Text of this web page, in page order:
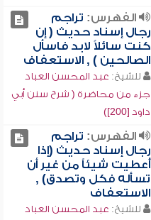
الفهرس: تراجم
رجال إسناد حديث ( إن
كنت سائلاً لابد فاسأل
الصالحين ) , الاستعفاف
للشيخ: عبد المحسن العباد
جزء من محاضرة ( شرح سنن أبي
داود [200])
الفهرس: تراجم
رجال إسناد حديث (إذا
أُعطيت شيئاً من غير أن
تسأله فكل وتصدق) ,
الاستعفاف
للشيخ: عبد المحسن العباد